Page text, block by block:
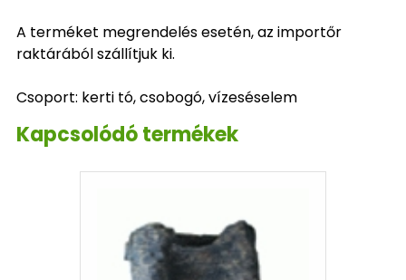
A terméket megrendelés esetén, az importőr
raktárából szállítjuk ki.
Csoport: kerti tó, csobogó, vízeséselem
Kapcsolódó termékek